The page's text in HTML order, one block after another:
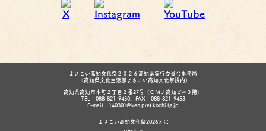
よさこい高知文化祭２０２６高知県実行委員会事務局
（高知県文化生活部よさこい高知文化祭課内)
高知県高知市本町２丁目２番27号（ＣＭＪ高知ビル３階）
TEL：088-821-9450、FAX：088-821-9453
E-mail：140301@ken.pref.kochi.lg.jp
よさこい高知文化祭2026とは